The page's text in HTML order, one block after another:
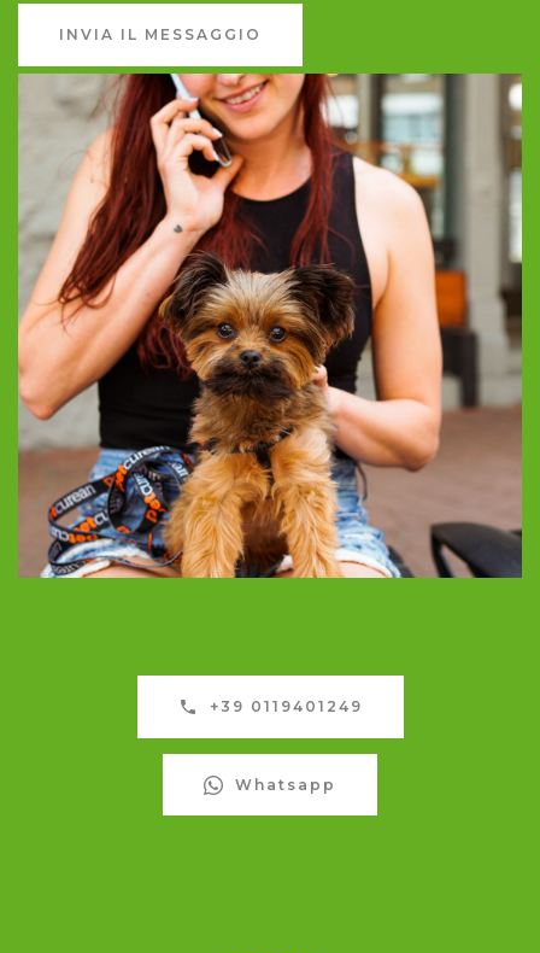
INVIA IL MESSAGGIO
+39 0119401249
Whatsapp